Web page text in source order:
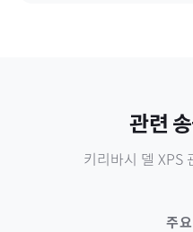
관련
키리바시 델 XPS
주